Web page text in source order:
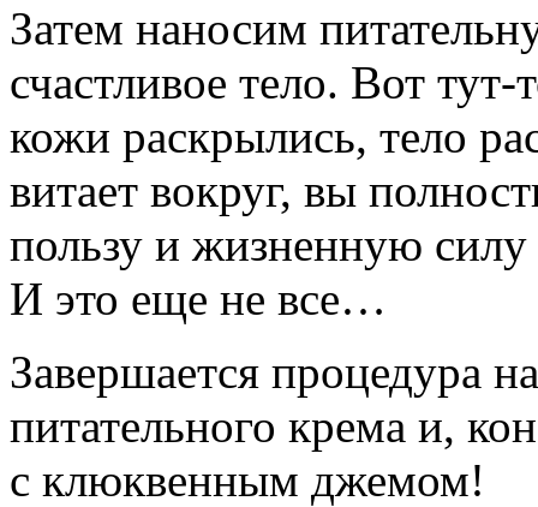
Затем наносим
счастливое тело. Вот
кожи раскрылись, тело
витает вокруг, вы
пользу и жизненную
И это еще не все…
Завершается процедура
питательного крема и,
с клюквенным джемом!